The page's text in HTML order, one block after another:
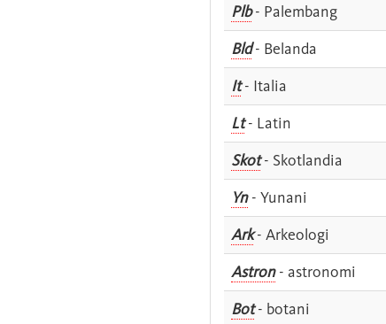
Plb- Palembang
Bld- Belanda
It- Italia
Lt- Latin
Skot- Skotlandia
Yn- Yunani
Ark- Arkeologi
Astron- astronomi
Bot- botani